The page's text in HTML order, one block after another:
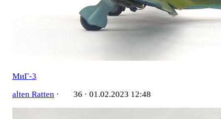
МиГ-3
alten Ratten· 36 · 01.02.2023 12:48